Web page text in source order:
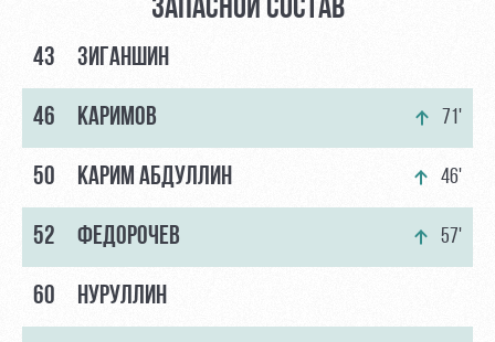
ЗАПАСНОЙ СОСТАВ
43 ЗИГАНШИН
46 КАРИМОВ 71'
50 КАРИМ АБДУЛЛИН 46'
52 ФЕДОРОЧЕВ 57'
60 НУРУЛЛИН